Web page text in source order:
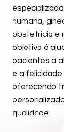
humana,
obstetrícia e
objetivo é
pacientes a
e a
oferecendo
qualidade.